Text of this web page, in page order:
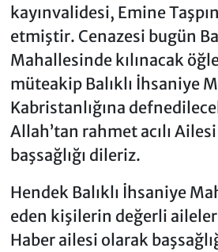
kayınvalidesi, Emine
etmiştir. Cenazesi bugün
Mahallesinde kılınacak
müteakip Balıklı İhsaniye
Kabristanlığına
Allah’tan rahmet acılı
başsağlığı dileriz.
Hendek Balıklı İhsaniye
eden kişilerin değerli
Haber ailesi olarak